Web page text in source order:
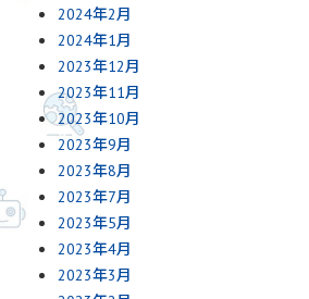
2024年2月
2024年1月
2023年12月
2023年11月
2023年10月
2023年9月
2023年8月
2023年7月
2023年5月
2023年4月
2023年3月